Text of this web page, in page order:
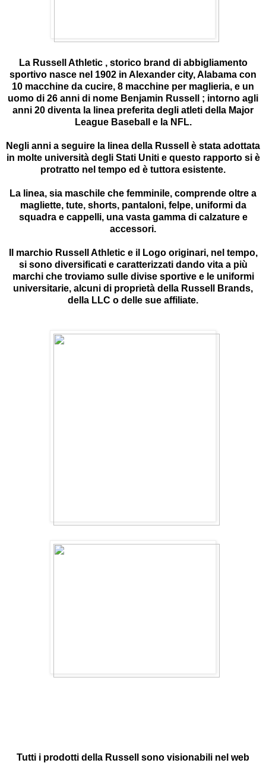
La Russell Athletic , storico brand di abbigliamento
sportivo nasce nel 1902 in Alexander city, Alabama con
10 macchine da cucire, 8 macchine per maglieria, e un
uomo di 26 anni di nome Benjamin Russell ; intorno agli
anni 20 diventa la linea preferita degli atleti della Major
League Baseball e la NFL.
Negli anni a seguire la linea della Russell è stata adottata
in molte università degli Stati Uniti e questo rapporto si è
protratto nel tempo ed è tuttora esistente.
La linea, sia maschile che femminile, comprende oltre a
magliette, tute, shorts, pantaloni, felpe, uniformi da
squadra e cappelli, una vasta gamma di calzature e
accessori.
Il marchio Russell Athletic e il Logo originari, nel tempo,
si sono diversificati e caratterizzati dando vita a più
marchi che troviamo sulle divise sportive e le uniformi
universitarie, alcuni di proprietà della Russell Brands,
della LLC o delle sue affiliate.
Tutti i prodotti della Russell sono visionabili nel web